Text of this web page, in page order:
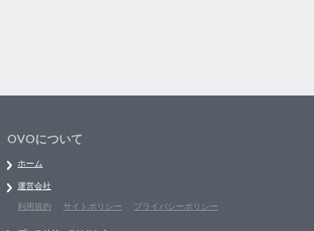
OVOについて
ホーム
運営会社
利用規約
サイトポリシー プライバシーポリシー